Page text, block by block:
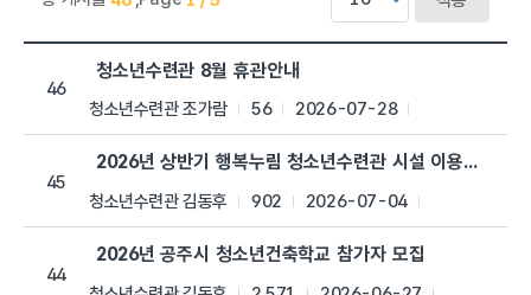
청소년수련관 > 공지사항 목록으로 번호, 제목, 작성자, 조회수,등
46
청소년수련관 8월 휴관안내
청소년수련관 조가람 56 2026-07-28
45
2026년 상반기 행복누림 청소년수련관 시설 이용 만족도
청소년수련관 김동후 902 2026-07-04
44
2026년 공주시 청소년건축학교 참가자 모집